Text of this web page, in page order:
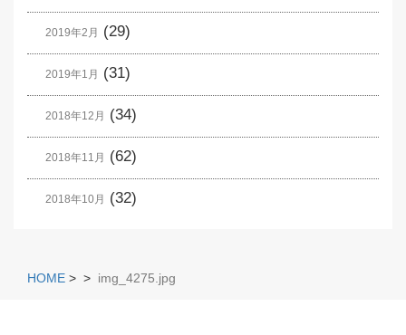
2019年2月 (29)
2019年1月 (31)
2018年12月 (34)
2018年11月 (62)
2018年10月 (32)
HOME > > img_4275.jpg